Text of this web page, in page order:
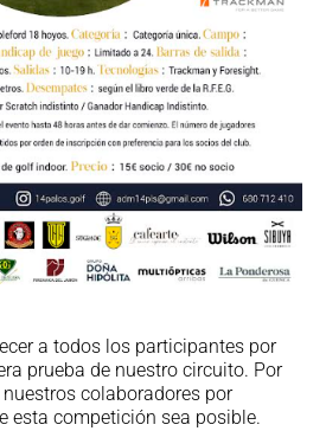
a todos los participantes por
prueba de nuestro circuito. Por
colaboradores por
esta competición sea posible.